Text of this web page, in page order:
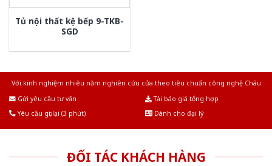
Tủ nội thất kệ bếp 9-TKB-
SGD
Với kinh nghiệm nhiêu năm nghiên cứu cửa theo tiêu chuẩn công nghệ Châu
Gửi yêu cầu tư vấn
Tải báo giá tổng hợp
Yêu cầu gọi lại (3 phút)
Dành cho đại lý
ĐỐI TÁC KHÁCH HÀNG